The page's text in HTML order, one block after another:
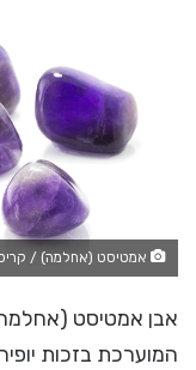
אמטיסט (אחלמה) /
אבן אמטיסט
המוערכת בזכות